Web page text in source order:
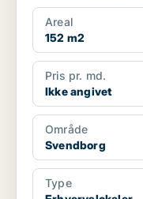
Areal
152 m2
Pris pr. md.
Ikke angivet
Område
Svendborg
Type